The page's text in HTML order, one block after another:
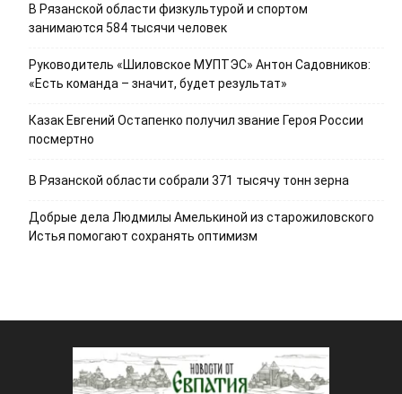
В Рязанской области физкультурой и спортом
занимаются 584 тысячи человек
Руководитель «Шиловское МУПТЭС» Антон Садовников:
«Есть команда – значит, будет результат»
Казак Евгений Остапенко получил звание Героя России
посмертно
В Рязанской области собрали 371 тысячу тонн зерна
Добрые дела Людмилы Амелькиной из старожиловского
Истья помогают сохранять оптимизм